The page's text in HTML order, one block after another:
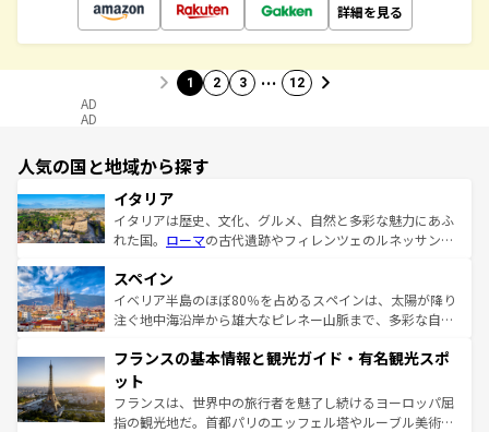
詳細を見る
1 2 3 … 12
AD
AD
人気の国と地域から探す
イタリア
イタリアは歴史、文化、グルメ、自然と多彩な魅力にあふ
れた国。 ローマの古代遺跡やフィレンツェのルネッサンス
ろん、トスカーナの美しい田園風景やアマルフィ海岸の絶
景など、自然景観も見逃せない。観光の合間には、本場の
ピザやパスタなど、絶品のイタリア料理を堪能することも
ませてくれるイタリアで、忘れられない旅をしてみよう！
なお、新着のイタリア情報は
しい。
スペイン
イベリア半島のほぼ80％を占めるスペインは、太陽が降り
注ぐ地中海沿岸から雄大なピレネー山脈まで、多彩な自然
文化が根付くこの国では、情熱的なフラメンコ、熱気あふ
れる闘牛、そして美味しいタパスが生活の一部となってい
る。首都マドリードの洗練された雰囲気や、バルセロナの
アートに溢れた街角から、地方では古代ローマ遺跡や中世
フランスの基本情報と観光ガイド・有名観光スポ
ット
フランスは、世界中の旅行者を魅了し続けるヨーロッパ屈
指の観光地だ。首都パリのエッフェル塔やルーブル美術館